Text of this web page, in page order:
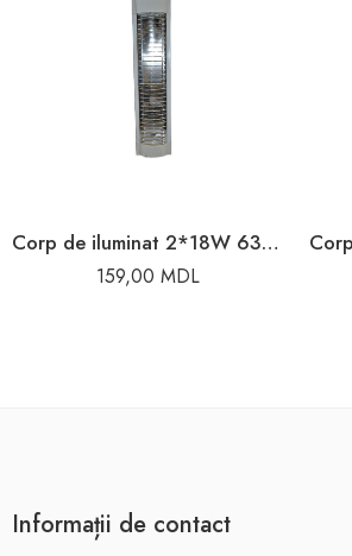
Corp de iluminat 2*18W 63cm Elmos
159,00MDL
Informații de contact